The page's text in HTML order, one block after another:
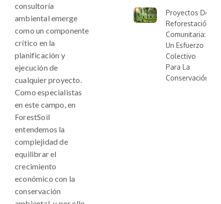
consultoría
ambiental emerge
como un componente
crítico en la
planificación y
ejecución de
cualquier proyecto.
Como especialistas
en este campo, en
ForestSoil
entendemos la
complejidad de
equilibrar el
crecimiento
económico con la
conservación
Proyectos De
Reforestación
Comunitaria:
Un Esfuerzo
Colectivo
Para La
Conservación